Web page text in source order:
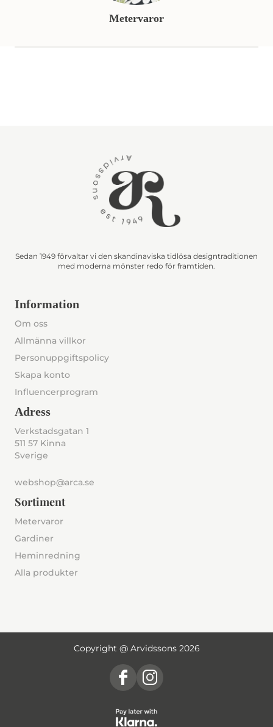
Metervaror
Sedan 1949 förvaltar vi den skandinaviska tidlösa designtraditionen
med moderna mönster redo för framtiden.
Information
Om oss
Allmänna villkor
Personuppgiftspolicy
Skapa konto
Influencerprogram
Adress
Verkstadsgatan 1
511 57 Kinna
Sverige
webshop@arca.se
Sortiment
Metervaror
Gardiner
Heminredning
Alla produkter
Copyright @ Arvidssons 2026